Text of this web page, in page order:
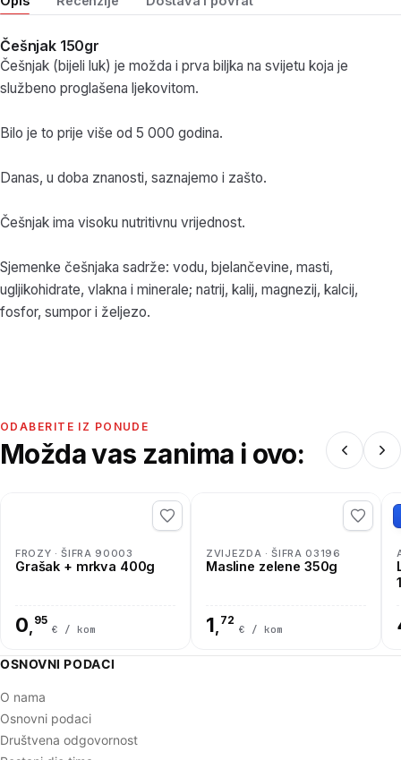
Češnjak 150gr
Češnjak (bijeli luk) je možda i prva biljka na svijetu koja je
službeno proglašena ljekovitom.
Bilo je to prije više od 5 000 godina.
Danas, u doba znanosti, saznajemo i zašto.
Češnjak ima visoku nutritivnu vrijednost.
Sjemenke češnjaka sadrže: vodu, bjelančevine, masti,
ugljikohidrate, vlakna i minerale; natrij, kalij, magnezij, kalcij,
fosfor, sumpor i željezo.
ODABERITE IZ PONUDE
Možda vas zanima i ovo:
FROZY · ŠIFRA 90003
Grašak + mrkva 400g
0, 95
€ / kom
ZVIJEZDA · ŠIFRA 03196
Masline zelene 350g
1, 72
€ / kom
OSNOVNI PODACI
O nama
Osnovni podaci
Društvena odgovornost